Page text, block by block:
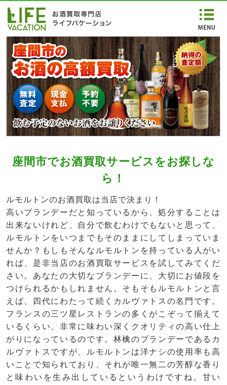
座間市でお酒買取サービスをお探しな
ら！
ルモルトンのお酒買取は当店で決まり！
高いブランデーだと知っているから、処分することは
出来ないけれど、自分で飲むわけでもないと思って、
ルモルトンをいつまでもそのままにしてしまっていま
せんか？もしもそんなルモルトンを持っている人がい
れば、是非当店のお酒買取サービスを試してみてくだ
さい。あなたの大切なブランデーに、大切にお値段を
つけられるかもしれません。そもそもルモルトンと言
えば、四代にわたって続くカルヴァトスの名門です。
フランスの三ツ星レストランの多くがこぞって揃えて
いるくらい、非常に味わい深くクオリティの高い仕上
がりになっているのです。林檎のブランデーであるカ
ルヴァトスですが、ルモルトンは洋ナシの使用率も高
いことで知られており、それが唯一無二の芳醇な香り
と味わいを生み出しているというわけですね。甘い